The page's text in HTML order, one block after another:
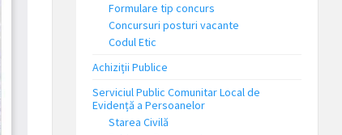
Formulare tip concurs
Concursuri posturi vacante
Codul Etic
Achiziții Publice
Serviciul Public Comunitar Local de
Evidență a Persoanelor
Starea Civilă